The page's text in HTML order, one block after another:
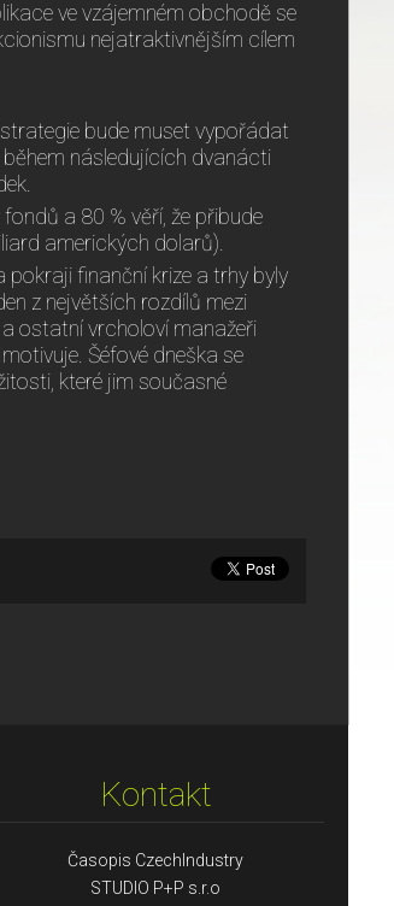
ve vzájemném obchodě se
nejatraktivnějším cílem
bude muset vypořádat
následujících dvanácti
a 80 % věří, že přibude
amerických dolarů).
pokraji finanční krize a trhy byly
z největších rozdílů mezi
ostatní vrcholoví manažeři
Šéfové dneška se
které jim současné
Kontakt
Časopis CzechIndustry
STUDIO P+P s.r.o